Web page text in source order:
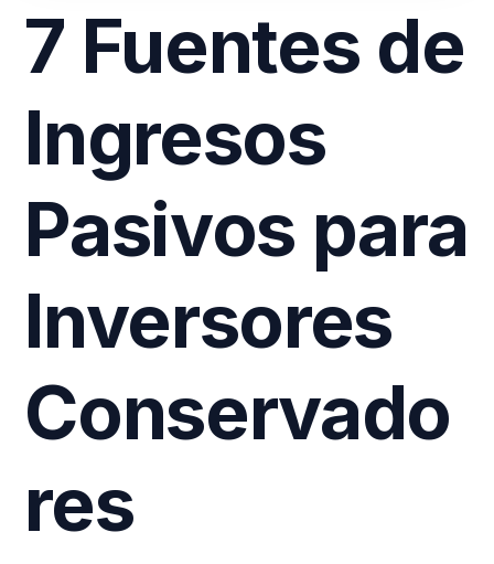
7 Fuentes de
Ingresos
Pasivos para
Inversores
Conservado
res